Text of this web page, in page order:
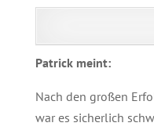
Patrick meint:
Nach den großen
war es sicherlich